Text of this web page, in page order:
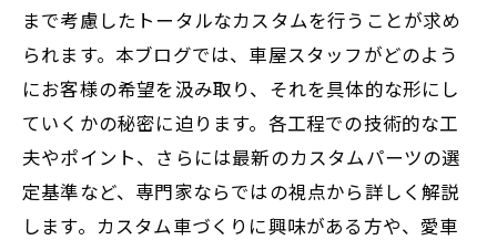
まで考慮したトータルなカスタムを行うことが求め
られます。本ブログでは、車屋スタッフがどのよう
にお客様の希望を汲み取り、それを具体的な形にし
ていくかの秘密に迫ります。各工程での技術的な工
夫やポイント、さらには最新のカスタムパーツの選
定基準など、専門家ならではの視点から詳しく解説
します。カスタム車づくりに興味がある方や、愛車